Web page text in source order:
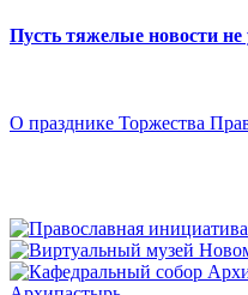
Пусть тяжелые новости не
О празднике Торжества